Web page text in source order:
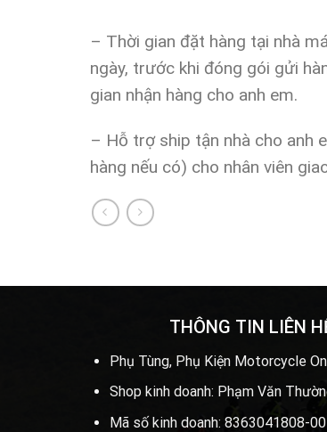
– Thời gian đặt hàng tại nhà
ngày, trước khi đóng gói gửi
gian nhận hàng cho anh em.
– Hỗ trợ ship tận nhà cho anh
hàng nếu có) cho nhân viên
THÔNG TIN LIÊN
Phụ Tùng, Phụ Kiện Motorcycle
Shop kinh doanh: Phạm Văn
Mã số kinh doanh: 8363041808-